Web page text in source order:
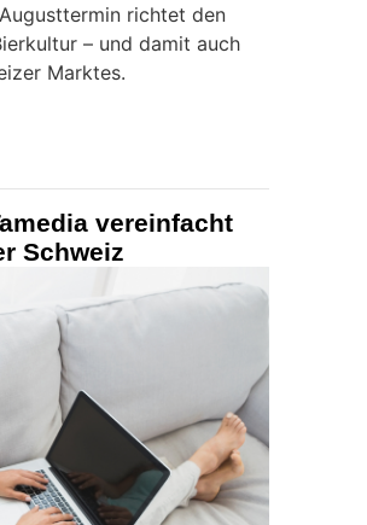
richtet den
– und damit auch
Marktes.
vereinfacht
Schweiz